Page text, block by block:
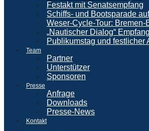
Festakt mit Senatsempfang
Schiffs- und Bootsparade
Weser-Cycle-Tour: Bremen-
„Nautischer Dialog“
Publikumstag und festlicher
Team
Partner
Unterstützer
Sponsoren
Presse
Anfrage
Downloads
Presse-News
Kontakt